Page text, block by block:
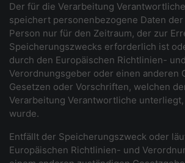
Der für die Verarbeitung
speichert personenbezogene Daten
Person nur für den Zeitraum, der zur
Speicherungszwecks erforderlich ist
durch den Europäischen Richtlinien- und
Verordnungsgeber oder einen anderen
Gesetzen oder Vorschriften, welchen
Verarbeitung Verantwortliche
wurde.
Entfällt der Speicherungszweck oder
Europäischen Richtlinien- und